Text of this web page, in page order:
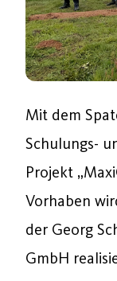
Mit dem
Schulungs-
Projekt
Vorhaben
der Georg
GmbH